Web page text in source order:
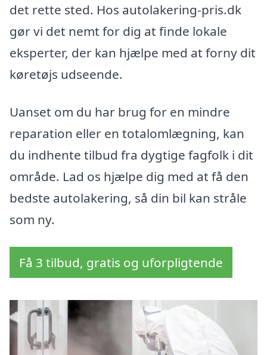
det rette sted. Hos autolakering-pris.dk
gør vi det nemt for dig at finde lokale
eksperter, der kan hjælpe med at forny dit
køretøjs udseende.
Uanset om du har brug for en mindre
reparation eller en totalomlægning, kan
du indhente tilbud fra dygtige fagfolk i dit
område. Lad os hjælpe dig med at få den
bedste autolakering, så din bil kan stråle
som ny.
Få 3 tilbud, gratis og uforpligtende